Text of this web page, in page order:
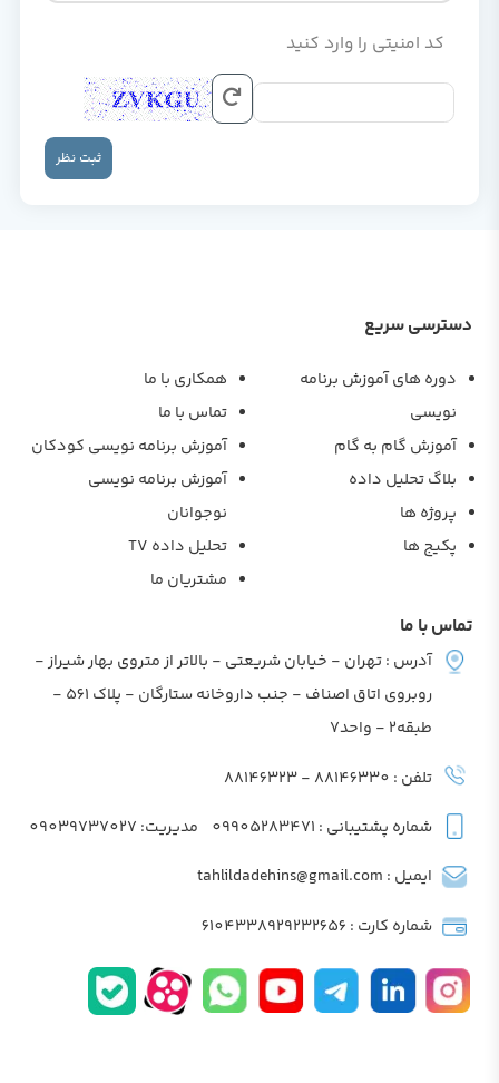
کد امنیتی را وارد کنید
ثبت نظر
دسترسی سریع
دوره های آموزش برنامه
نویسی
آموزش گام به گام
بلاگ تحلیل داده
پروژه ها
پکیج ها
همکاری با ما
تماس با ما
آموزش برنامه نویسی کودکان
آموزش برنامه نویسی
نوجوانان
تحلیل داده TV
مشتریان ما
تماس با ما
آدرس : تهران - خیابان شریعتی - بالاتر از متروی بهار شیراز -
روبروی اتاق اصناف - جنب داروخانه ستارگان - پلاک 561 -
طبقه2 - واحد7
تلفن : 88146330 - 88146323
شماره پشتیبانی : 09905283471 مدیریت: 09039737027
ایمیل : tahlildadehins@gmail.com
شماره کارت : 6104338929232656